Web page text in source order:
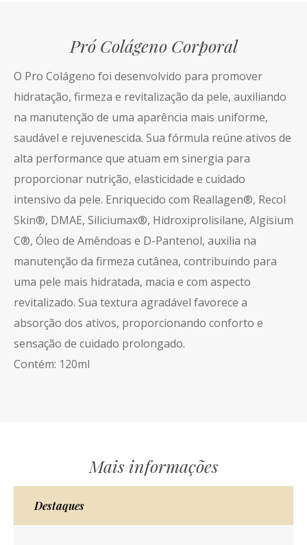
Pró Colágeno Corporal
O Pro Colágeno foi desenvolvido para promover
hidratação, firmeza e revitalização da pele, auxiliando
na manutenção de uma aparência mais uniforme,
saudável e rejuvenescida. Sua fórmula reúne ativos de
alta performance que atuam em sinergia para
proporcionar nutrição, elasticidade e cuidado
intensivo da pele. Enriquecido com Reallagen®, Recol
Skin®, DMAE, Siliciumax®, Hidroxiprolisilane, Algisium
C®, Óleo de Amêndoas e D-Pantenol, auxilia na
manutenção da firmeza cutânea, contribuindo para
uma pele mais hidratada, macia e com aspecto
revitalizado. Sua textura agradável favorece a
absorção dos ativos, proporcionando conforto e
sensação de cuidado prolongado.
Contém: 120ml
Mais informações
Destaques